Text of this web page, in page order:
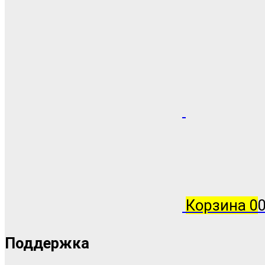
Корзина 0
Поддержка